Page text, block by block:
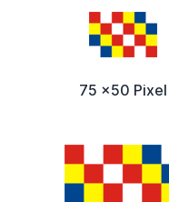
75 x50 Pixel